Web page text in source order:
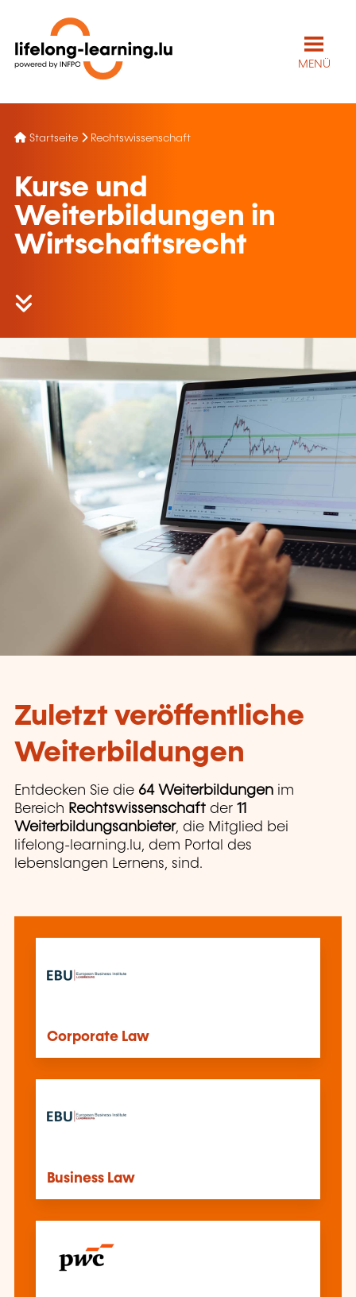
MENÜ
Startseite Rechtswissenschaft
Kurse und
Weiterbildungen in
Wirtschaftsrecht
Zuletzt veröffentliche
Weiterbildungen
Entdecken Sie die 64 Weiterbildungen im
Bereich Rechtswissenschaft der 11
Weiterbildungsanbieter, die Mitglied bei
lifelong-learning.lu, dem Portal des
lebenslangen Lernens, sind.
Corporate Law
Business Law